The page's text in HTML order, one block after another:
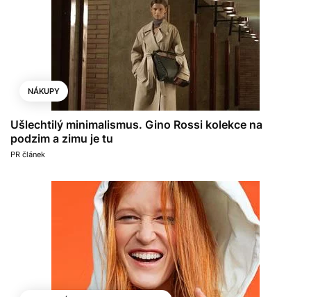
NÁKUPY
Ušlechtilý minimalismus. Gino Rossi kolekce na
podzim a zimu je tu
PR článek